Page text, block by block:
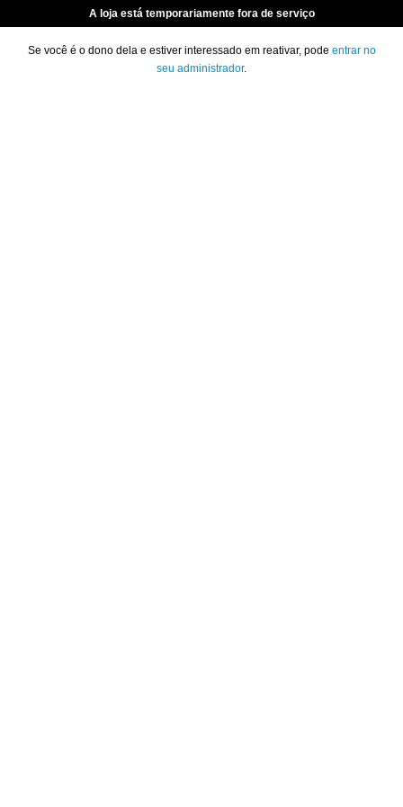
A loja está temporariamente fora de serviço
Se você é o dono dela e estiver interessado em reativar, pode entrar no
seu administrador.